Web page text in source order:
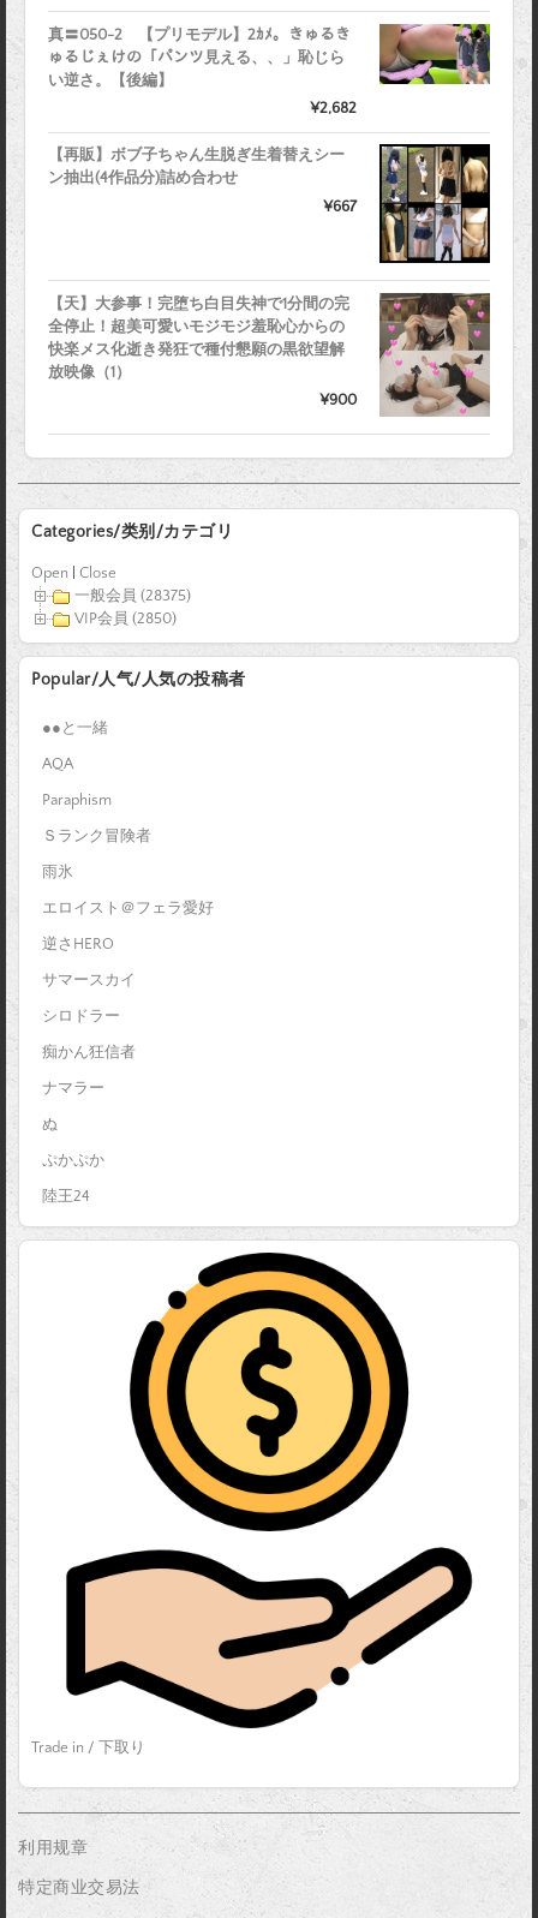
真〓050-2 【プリモデル】2ｶﾒ。きゅるき
ゅるじぇけの「パンツ見える、、」恥じら
い逆さ。【後編】
¥2,682
【再販】ボブ子ちゃん生脱ぎ生着替えシー
ン抽出(4作品分)詰め合わせ
¥667
【天】大参事！完堕ち白目失神で1分間の完
全停止！超美可愛いモジモジ羞恥心からの
快楽メス化逝き発狂で種付懇願の黒欲望解
放映像（1）
¥900
Categories/类别/カテゴリ
Open
Close
一般会員 (28375)
VIP会員 (2850)
Popular/人气/人気の投稿者
●●と一緒
AQA
Paraphism
Ｓランク冒険者
雨氷
エロイスト＠フェラ愛好
逆さHERO
サマースカイ
シロドラー
痴かん狂信者
ナマラー
ぬ
ぷかぷか
陸王24
Trade in / 下取り
利用规章
特定商业交易法